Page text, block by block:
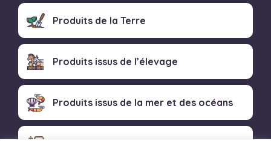
Produits de la Terre
Produits issus de l’élevage
Produits issus de la mer et des océans